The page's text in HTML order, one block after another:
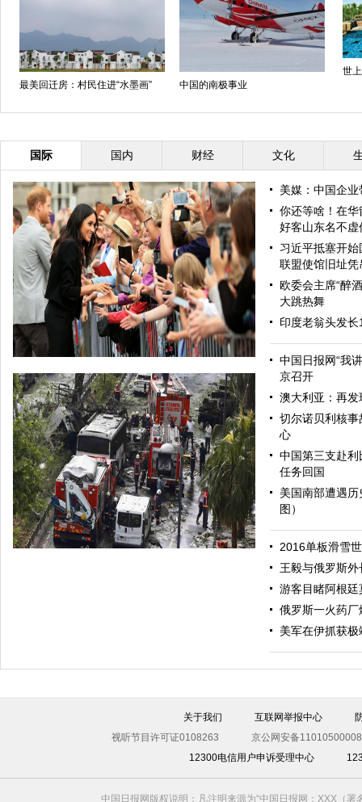
最美回迁房：村民住进“水墨画” 中国的南极事业
世
国际 国内 财经 文化
哈里与梅根亮相都柏林街头接受民众欢迎
美媒：中国企
你还等啥！在
好客山东名不虚
习近平抵塞开
联盟使馆旧址凭
欧委会主席“醉
大跳热舞
印度老翁头发
中国日报网“我
京召开
澳大利亚：再
切尔诺贝利核
心
中国第三支赴
任务回国
美国南部遭遇
图）
2016单板滑雪
王毅与俄罗斯
游客目睹阿根
俄罗斯一火药
美军在伊抓获极
关于我们 互联网举报中心
视听节目许可证0108263
京公网安备
12300电信用户申诉受理中心
中国日报网版权说明：凡注明来源为“中国日报网：XXX（